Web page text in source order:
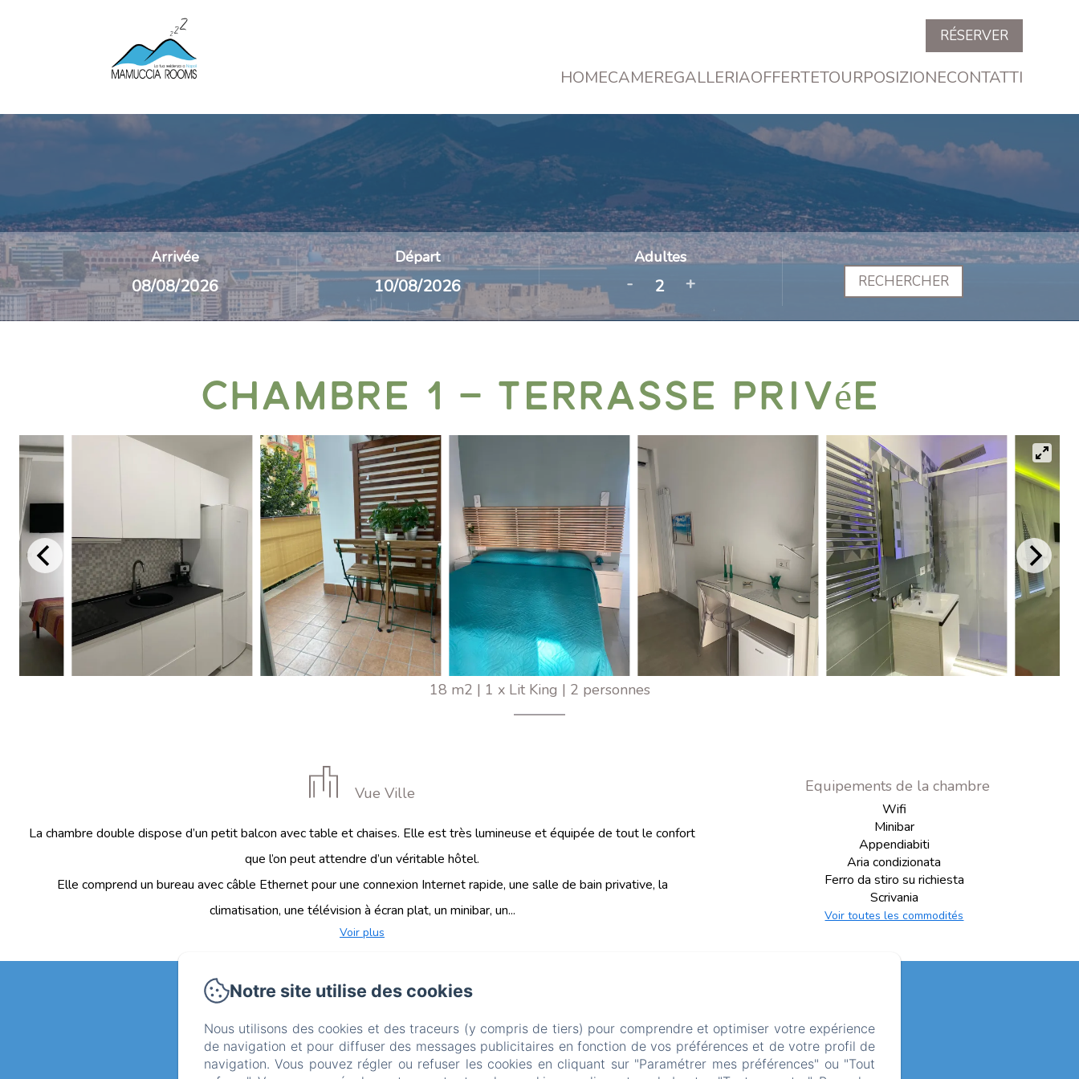
RÉSERVER
HOMECAMEREGALLERIAOFFERTETOURPOSIZIONECONTATTI
Arrivée Départ Adultes
- + RECHERCHER
Chambre 1 – Terrasse Privée
18 m2 | 1 x Lit King | 2 personnes
Vue Ville
La chambre double dispose d’un petit balcon avec table et chaises. Elle est très lumineuse et équipée de tout le confort
que l’on peut attendre d’un véritable hôtel.
Elle comprend un bureau avec câble Ethernet pour une connexion Internet rapide, une salle de bain privative, la
climatisation, une télévision à écran plat, un minibar, un...
Voir plus
Equipements de la chambre
Wifi
Minibar
Appendiabiti
Aria condizionata
Ferro da stiro su richiesta
Scrivania
Voir toutes les commodités
Mamuccia Rooms
POLITIQUE DE CONFIDENTIALITÉINFORMATIONS LÉGALES INFORMATIONS SUR LES COOKIES
VIA PIETRO CASTELLINO, 76 , NAPOLI, 80128, ITALIE
INFO@MAMUCCIAROOMS.COM
Notre site utilise des cookies
Nous utilisons des cookies et des traceurs (y compris de tiers) pour comprendre et optimiser votre expérience
de navigation et pour diffuser des messages publicitaires en fonction de vos préférences et de votre profil de
navigation. Vous pouvez régler ou refuser les cookies en cliquant sur "Paramétrer mes préférences" ou "Tout